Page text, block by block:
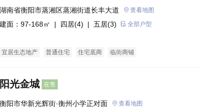
湖南省衡阳市蒸湘区蒸湘街道长丰大道 查看地图
建面：97-168㎡ | 四居(4) | 五居(3) 全部户型
宜居生态地产 普通住宅 住宅底商 临街商铺
阳光金城 在售
衡阳市华新光辉街·衡州小学正对面 查看地图